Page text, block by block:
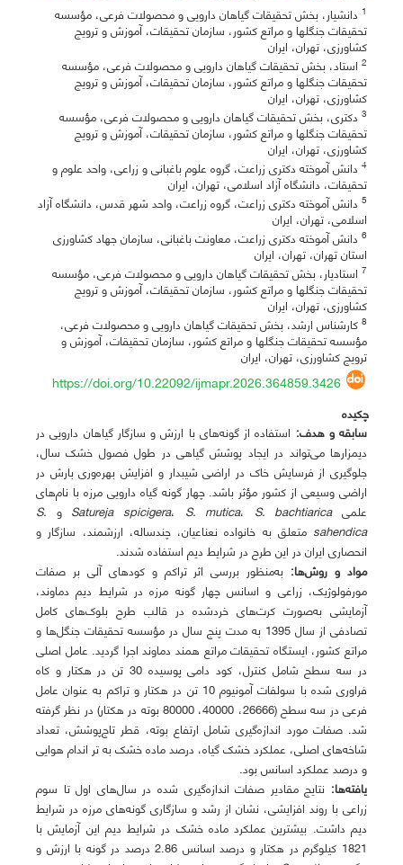
1 دانشیار، بخش تحقیقات گیاهان دارویی و محصولات فرعی، مؤسسه
تحقیقات جنگلها و مراتع کشور، سازمان تحقیقات، آموزش و ترویج
کشاورزی، تهران، ایران
2 استاد، بخش تحقیقات گیاهان دارویی و محصولات فرعی، مؤسسه
تحقیقات جنگلها و مراتع کشور، سازمان تحقیقات، آموزش و ترویج
کشاورزی، تهران، ایران
3 دکتری، بخش تحقیقات گیاهان دارویی و محصولات فرعی، مؤسسه
تحقیقات جنگلها و مراتع کشور، سازمان تحقیقات، آموزش و ترویج
کشاورزی، تهران، ایران
4 دانش آموخته دکتری زراعت، گروه علوم باغبانی و زراعی، واحد علوم و
تحقیقات، دانشگاه آزاد اسلامی، تهران، ایران
5 دانش آموخته دکتری زراعت، گروه زراعت، واحد شهر قدس، دانشگاه آزاد
اسلامی، تهران، ایران
6 دانش آموخته دکتری زراعت، معاونت باغبانی، سازمان جهاد کشاورزی
استان تهران، تهران، ایران
7 استادیار، بخش تحقیقات گیاهان دارویی و محصولات فرعی، مؤسسه
تحقیقات جنگلها و مراتع کشور، سازمان تحقیقات، آموزش و ترویج
کشاورزی، تهران، ایران
8 کارشناس ارشد، بخش تحقیقات گیاهان دارویی و محصولات فرعی،
مؤسسه تحقیقات جنگلها و مراتع کشور، سازمان تحقیقات، آموزش و
ترویج کشاورزی، تهران، ایران
https://doi.org/10.22092/ijmapr.2026.364859.3426
چکیده
سابقه و هدف: استفاده از گونه‌های با ارزش و سازگار گیاهان دارویی در
دیمزارها می‌تواند در ایجاد پوشش گیاهی در طول فصول خشک سال،
جلوگیری از فرسایش خاک در اراضی شیبدار و افزایش بهره‌وری بارش در
اراضی وسیعی از کشور مؤثر باشد. چهار گونه‌ گیاه دارویی مرزه با نام‌های
علمی
Satureja spicigera، S. mutica، S. bachtiarica و S.
sahendica متعلق به خانواده نعناعیان، چندساله، ارزشمند، سازگار و
انحصاری ایران در این طرح در شرایط دیم استفاده شدند.
مواد و روش‌ها: به‌منظور بررسی اثر تراکم و کودهای آلی بر صفات
مورفولوژیک، زراعی و اسانس چهار گونه مرزه در شرایط دیم دماوند،
آزمایشی به‌صورت کرت‌های خردشده در قالب طرح بلوک‌های کامل
تصادفی از سال 1395 به مدت پنج سال در مؤسسه تحقیقات جنگل‌ها و
مراتع کشور، ایستگاه تحقیقات مراتع همند دماوند اجرا گردید. عامل اصلی
در سه سطح شامل کنترل، کود دامی پوسیده 30 تن در هکتار و کاه
فراوری شده با سولفات آمونیوم 10 تن در هکتار و تراکم به عنوان عامل
فرعی در سه سطح (26666، 40000، 80000 بوته در هکتار) در نظر گرفته
شد. صفات مورد اندازه‌گیری شامل ارتفاع بوته، قطر تاج‌پوشش، تعداد
شاخه‌های اصلی، عملکرد خشک گیاه، درصد ماده خشک به تر اندام هوایی
و درصد عملکرد اسانس بود.
یافته‌ها: نتایج مقادیر صفات اندازه‌گیری شده در سال‌های اول تا سوم
زراعی با روند افزایشی، نشان از رشد و سازگاری گونه‌های مرزه در شرایط
دیم داشت. بیشترین عملکرد ماده خشک در شرایط دیم این آزمایش با
1821 کیلوگرم در هکتار و درصد اسانس 2.86 درصد در گونه با ارزش و